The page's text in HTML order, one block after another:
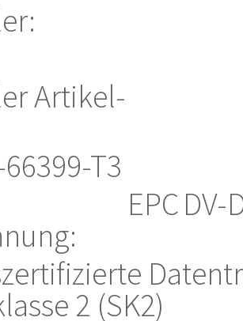
Artikel-
T3
EPC DV-
2 (SK2)